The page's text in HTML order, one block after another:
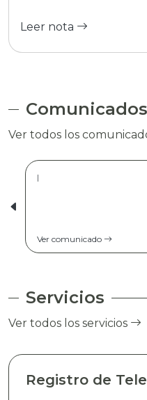
Leer nota
Comunicados
Ver todos los
|
Ver comunicado
Servicios
Ver todos los servicios
Registro de